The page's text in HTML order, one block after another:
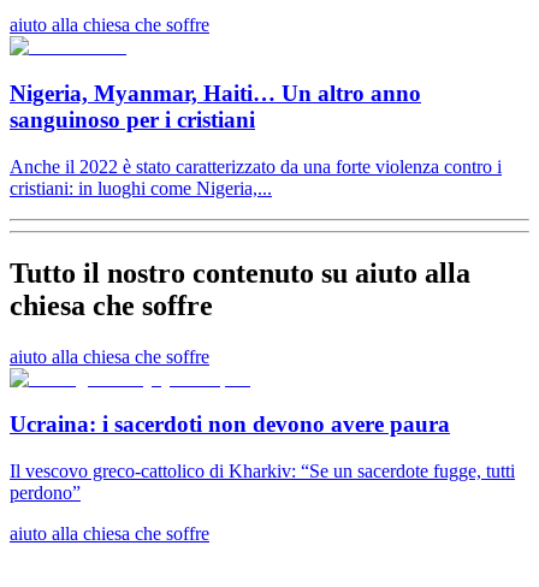
aiuto alla chiesa che soffre
Nigeria, Myanmar, Haiti… Un altro anno
sanguinoso per i cristiani
Anche il 2022 è stato caratterizzato da una forte violenza contro i
cristiani: in luoghi come Nigeria,...
Tutto il nostro contenuto su aiuto alla
chiesa che soffre
aiuto alla chiesa che soffre
Ucraina: i sacerdoti non devono avere paura
Il vescovo greco-cattolico di Kharkiv: “Se un sacerdote fugge, tutti
perdono”
aiuto alla chiesa che soffre